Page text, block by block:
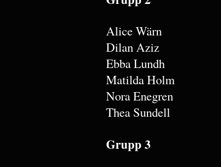
Alice Wärn
Dilan Aziz
Ebba Lundh
Matilda Holm
Nora Enegren
Thea Sundell
Grupp 3